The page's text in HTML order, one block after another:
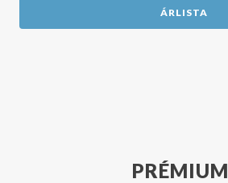
ÁRLISTA
PRÉMIUM